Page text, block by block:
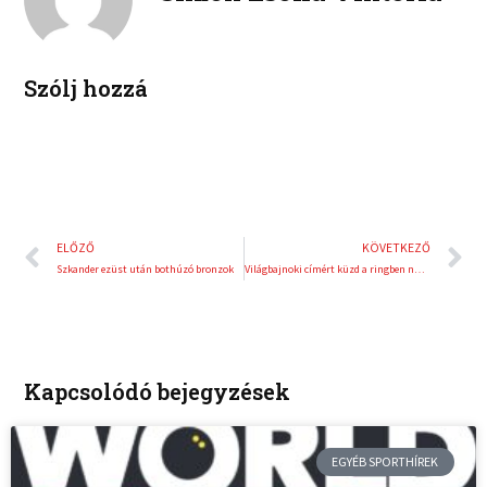
Szólj hozzá
Előző
ELŐZŐ
Szkander ezüst után bothúzó bronzok
KÖVETKEZŐ
Világbajnoki címért küzd a ringben női kick-box klasszisunk
Kapcsolódó bejegyzések
EGYÉB SPORTHÍREK